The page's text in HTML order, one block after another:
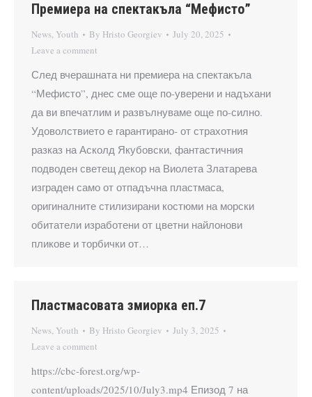
Премиера на спектакъла “Мефисто”
News, Youth By Hristo Georgiev
July 20, 2025
Leave a comment
След вчерашната ни премиера на спектакъла
“Мефисто”, днес сме още по-уверени и надъхани
да ви впечатлим и развълнуваме още по-силно.
Удоволствието е гарантирано- от страхотния
разказ на Асколд Якубовски, фантастичния
подводен светещ декор на Виолета Златарева
изграден само от отпадъчна пластмаса,
оригиналните стилизирани костюми на морски
обитатели изработени от цветни найлонови
пликове и торбички от…
Пластмасовата змиорка еп.7
News, Youth By Hristo Georgiev
July 3, 2025
Leave a comment
https://cbc-forest.org/wp-
content/uploads/2025/10/July3.mp4 Епизод 7 на